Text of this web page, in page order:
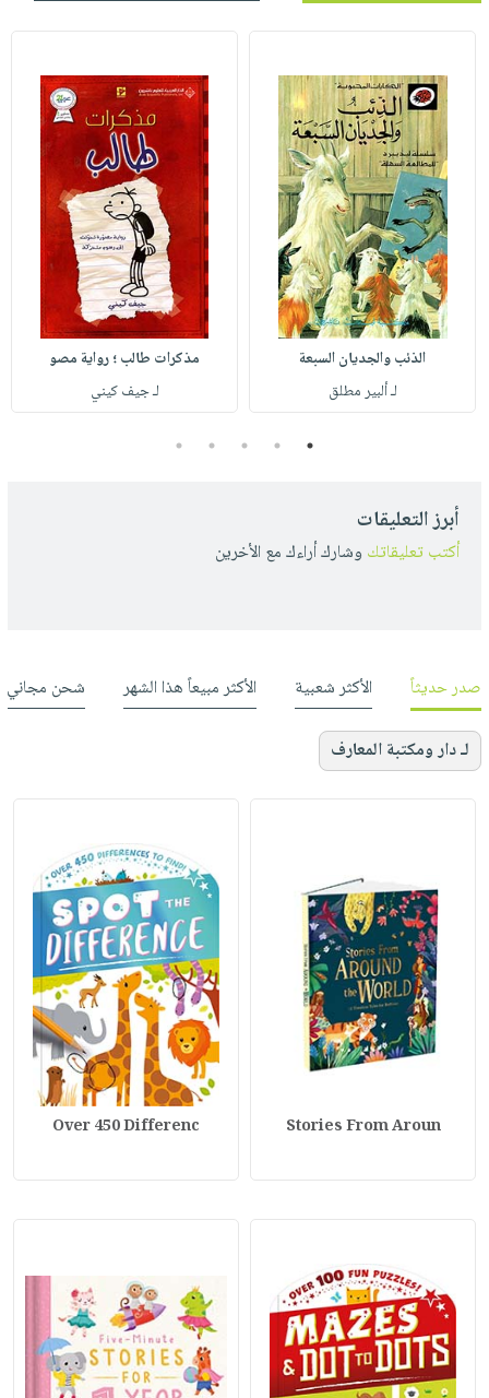
الذئب والجديان السبعة
لـ ألبير مطلق
مذكرات طالب ؛ رواية مصو
لـ جيف كيني
1
2
3
4
5
أبرز التعليقات
أكتب تعليقاتك وشارك أراءك مع الأخرين
صدر حديثاً الأكثر شعبية الأكثر مبيعاً هذا الشهر شحن مجاني
لـ دار ومكتبة المعارف
Stories From Aroun
Over 450 Differenc